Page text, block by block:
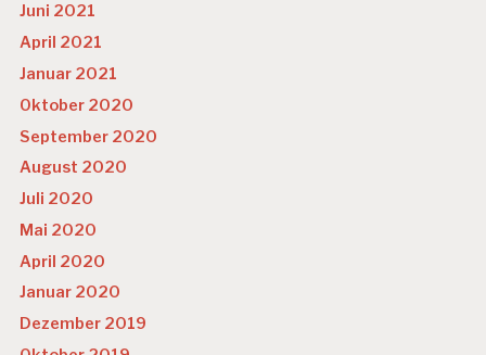
Juni 2021
April 2021
Januar 2021
Oktober 2020
September 2020
August 2020
Juli 2020
Mai 2020
April 2020
Januar 2020
Dezember 2019